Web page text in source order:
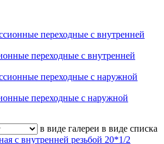
переходные с внутренней
переходные с наружной
в виде галереи в виде списка